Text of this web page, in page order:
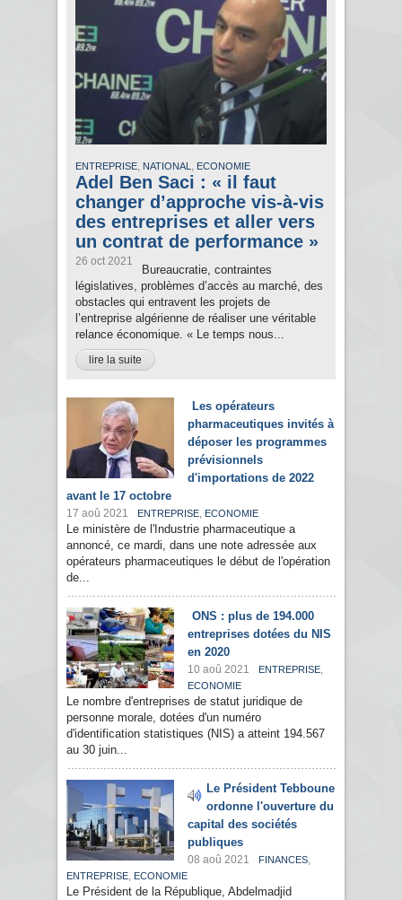
ENTREPRISE, NATIONAL , ECONOMIE
Adel Ben Saci : « il faut
changer d’approche vis-à-vis
des entreprises et aller vers
un contrat de performance »
26 oct 2021
Bureaucratie, contraintes
législatives, problèmes d’accès au marché, des
obstacles qui entravent les projets de
l’entreprise algérienne de réaliser une véritable
relance économique. « Le temps nous...
lire la suite
Les opérateurs
pharmaceutiques invités à
déposer les programmes
prévisionnels
d'importations de 2022
avant le 17 octobre
17 aoû 2021 ENTREPRISE, ECONOMIE
Le ministère de l'Industrie pharmaceutique a
annoncé, ce mardi, dans une note adressée aux
opérateurs pharmaceutiques le début de l'opération
de...
ONS : plus de 194.000
entreprises dotées du NIS
en 2020
10 aoû 2021 ENTREPRISE,
ECONOMIE
Le nombre d'entreprises de statut juridique de
personne morale, dotées d'un numéro
d'identification statistiques (NIS) a atteint 194.567
au 30 juin...
Le Président Tebboune
ordonne l'ouverture du
capital des sociétés
publiques
08 aoû 2021 FINANCES,
ENTREPRISE, ECONOMIE
Le Président de la République, Abdelmadjid